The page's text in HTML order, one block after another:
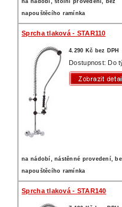
na nádobí, stolní provedení, bez
napouštěcího ramínka
Sprcha tlaková - STAR110
4.290 Kč bez DPH
Dostupnost: Do
na nádobí, nástěnné provedení,
napouštěcího ramínka
Sprcha tlaková - STAR140